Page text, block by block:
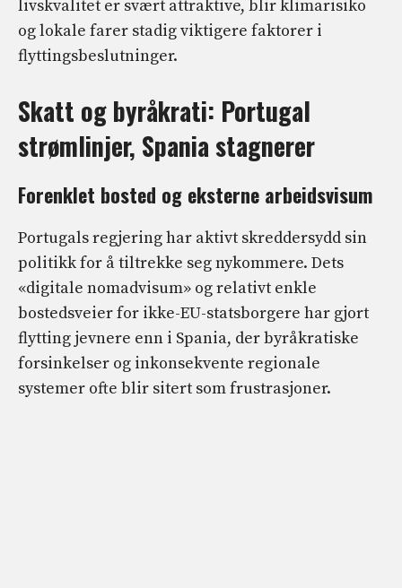
livskvalitet er svært attraktive, blir klimarisiko
og lokale farer stadig viktigere faktorer i
flyttingsbeslutninger.
Skatt og byråkrati: Portugal
strømlinjer, Spania stagnerer
Forenklet bosted og eksterne arbeidsvisum
Portugals regjering har aktivt skreddersydd sin
politikk for å tiltrekke seg nykommere. Dets
«digitale nomadvisum» og relativt enkle
bostedsveier for ikke-EU-statsborgere har gjort
flytting jevnere enn i Spania, der byråkratiske
forsinkelser og inkonsekvente regionale
systemer ofte blir sitert som frustrasjoner.